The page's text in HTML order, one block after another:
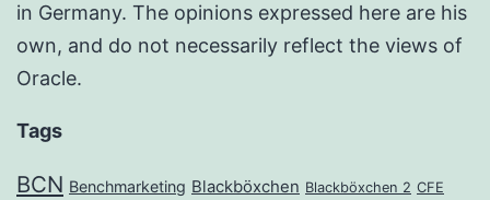
in Germany. The opinions expressed here are his
own, and do not necessarily reflect the views of
Oracle.
Tags
BCN Benchmarketing Blackböxchen Blackböxchen 2 CFE